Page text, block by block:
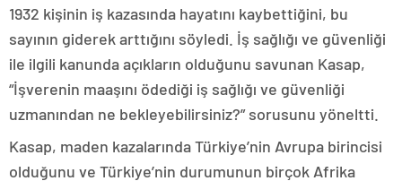
1932 kişinin iş kazasında hayatını kaybettiğini, bu
sayının giderek arttığını söyledi. İş sağlığı ve güvenliği
ile ilgili kanunda açıkların olduğunu savunan Kasap,
“İşverenin maaşını ödediği iş sağlığı ve güvenliği
uzmanından ne bekleyebilirsiniz?” sorusunu yöneltti.
Kasap, maden kazalarında Türkiye’nin Avrupa birincisi
olduğunu ve Türkiye’nin durumunun birçok Afrika